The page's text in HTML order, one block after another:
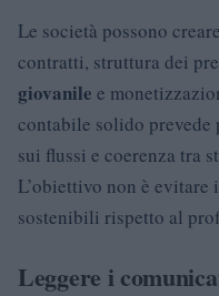
Le società possono
contratti, struttura dei
giovanile e
contabile solido prevede
sui flussi e coerenza tra
L’obiettivo non è
sostenibili rispetto al
Leggere i